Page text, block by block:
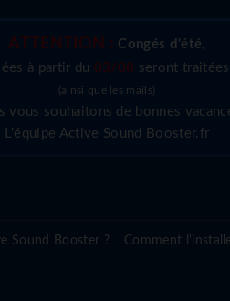
ATTENTION : Congés d'été,
à partir du 03/08 seront
(ainsi que les mails)
vous souhaitons de bonnes
L'équipe Active Sound Booster.fr
Sound Booster ? Comment